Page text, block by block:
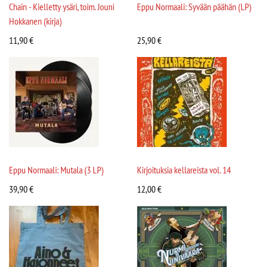
Chain - Kielletty ysäri, toim. Jouni
Hokkanen (kirja)
11,90€
Eppu Normaali: Syvään päähän (LP)
25,90€
Eppu Normaali: Mutala (3 LP)
39,90€
Kirjoituksia kellareista vol. 14
12,00€